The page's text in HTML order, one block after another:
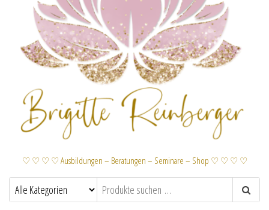
♡ ♡ ♡ ♡ Ausbildungen – Beratungen – Seminare – Shop ♡ ♡ ♡ ♡